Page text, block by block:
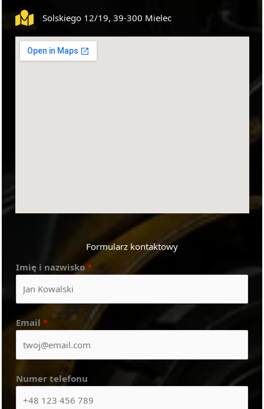
Solskiego 12/19, 39-300 Mielec
Formularz kontaktowy
Imię i nazwisko*
Email *
Numer telefonu